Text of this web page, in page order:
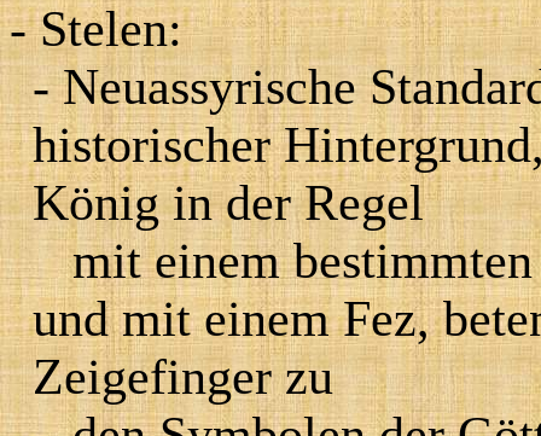
- Stelen:
- Neuassyrische
historischer
König in der Regel
mit einem
und mit einem Fez,
Zeigefinger zu